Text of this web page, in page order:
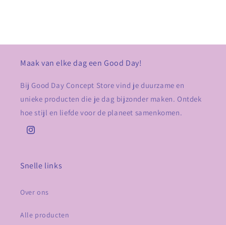
Maak van elke dag een Good Day!
Bij Good Day Concept Store vind je duurzame en
unieke producten die je dag bijzonder maken. Ontdek
hoe stijl en liefde voor de planeet samenkomen.
Instagram
Snelle links
Over ons
Alle producten